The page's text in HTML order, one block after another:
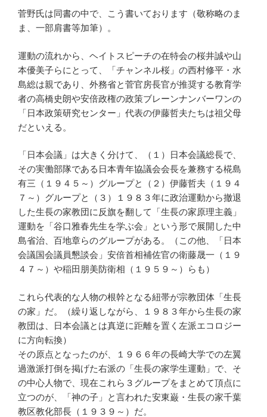
菅野氏は同書の中で、こう書いております（敬称略のま
ま、一部肩書等加筆）。
運動の流れから、ヘイトスピーチの在特会の桜井誠や山
本優美子らにとって、「チャンネル桜」の西村修平・水
島総は親であり、外務省と菅官房長官が推奨する教育学
者の高橋史朗や安倍政権の政策ブレーンナンバーワンの
「日本政策研究センター」代表の伊藤哲夫たちは祖父母
だといえる。
「日本会議」は大きく分けて、（１）日本会議総長で、
その実働部隊である日本青年協議会会長を兼務する椛島
有三（１９４５～）グループと（２）伊藤哲夫（１９４
７～）グループと（３）１９８３年に政治運動から撤退
した生長の家教団に反旗を翻して「生長の家原理主義」
運動を「谷口雅春先生を学ぶ会」という形で展開した中
島省治、百地章らのグループがある。（この他、「日本
会議国会議員懇談会」安倍首相補佐官の衛藤晟一（１９
４７～）や稲田朋美防衛相（１９５９～）らも）
これら代表的な人物の根幹となる紐帯が宗教団体「生長
の家」だ。（繰り返しながら、１９８３年から生長の家
教団は、日本会議とは真逆に距離を置く左派エコロジー
に方向転換）
その原点となったのが、１９６６年の長崎大学での左翼
過激派打倒を掲げた右派の「生長の家学生運動」で、そ
の中心人物で、現在これら３グループをまとめて頂点に
立つのが、「神の子」と言われた安東巌・生長の家千葉
教区教化部長（１９３９～）だ。